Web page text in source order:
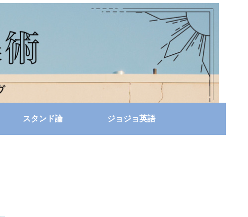
スタンド論 ジョジョ英語